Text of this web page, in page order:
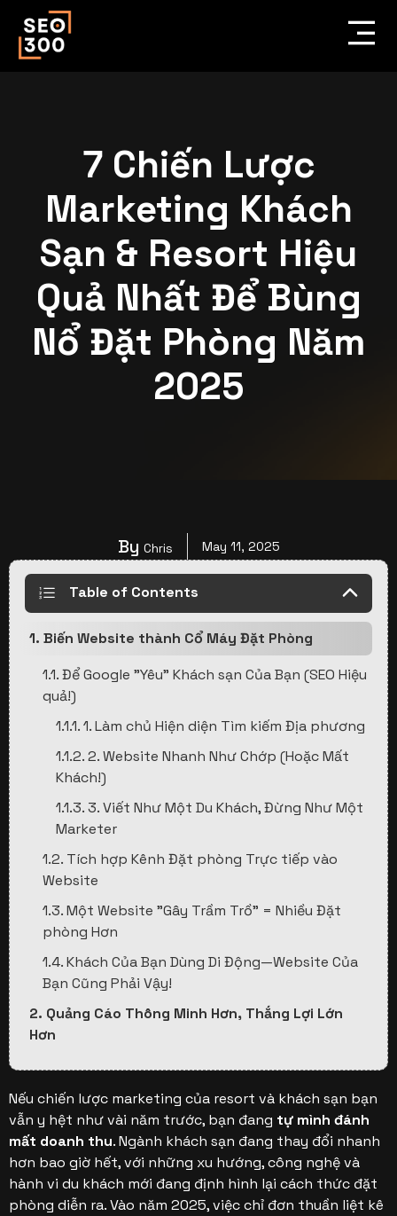
7 Chiến Lược
Marketing Khách
Sạn & Resort Hiệu
Quả Nhất Để Bùng
Nổ Đặt Phòng Năm
2025
By Chris May 11, 2025
Table of Contents
1. Biến Website thành Cổ Máy Đặt Phòng
1.1. Để Google "Yêu" Khách sạn Của Bạn (SEO Hiệu
quả!)
1.1.1. 1. Làm chủ Hiện diện Tìm kiếm Địa phương
1.1.2. 2. Website Nhanh Như Chớp (Hoặc Mất
Khách!)
1.1.3. 3. Viết Như Một Du Khách, Đừng Như Một
Marketer
1.2. Tích hợp Kênh Đặt phòng Trực tiếp vào
Website
1.3. Một Website "Gây Trầm Trồ" = Nhiều Đặt
phòng Hơn
1.4. Khách Của Bạn Dùng Di Động—Website Của
Bạn Cũng Phải Vậy!
2. Quảng Cáo Thông Minh Hơn, Thắng Lợi Lớn
Hơn
2.2. Được Nhìn Thấy với Quảng cáo Tìm kiếm Trả
phí
2.3. Đẩy Mạnh Khi Nhu Cầu Tăng Vọt
2.4. Dành một phần ngân sách cho các chiến
dịch offline
Nếu chiến lược marketing của resort và khách sạn bạn
vẫn y hệt như vài năm trước, bạn đang tự mình đánh
mất doanh thu. Ngành khách sạn đang thay đổi nhanh
hơn bao giờ hết, với những xu hướng, công nghệ và
hành vi du khách mới đang định hình lại cách thức đặt
phòng diễn ra. Vào năm 2025, việc chỉ đơn thuần liệt kê